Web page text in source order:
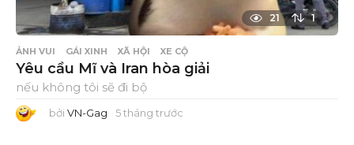
21 1
ẢNH VUI GÁI XINH XÃ HỘI XE CỘ
Yêu cầu Mĩ và Iran hòa giải
nếu không tôi sẽ đi bộ
bởi VN-Gag 5 tháng trước